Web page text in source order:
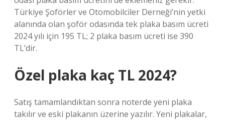
Türkiye Şoförler ve Otomobilciler Derneği’nin yetki
alanında olan şoför odasında tek plaka basım ücreti
2024 yılı için 195 TL; 2 plaka basım ücreti ise 390
TL’dir.
Özel plaka kaç TL 2024?
Satış tamamlandıktan sonra noterde yeni plaka
takılır ve eski plakanın üzerine yazılır. Yeni plakalar,